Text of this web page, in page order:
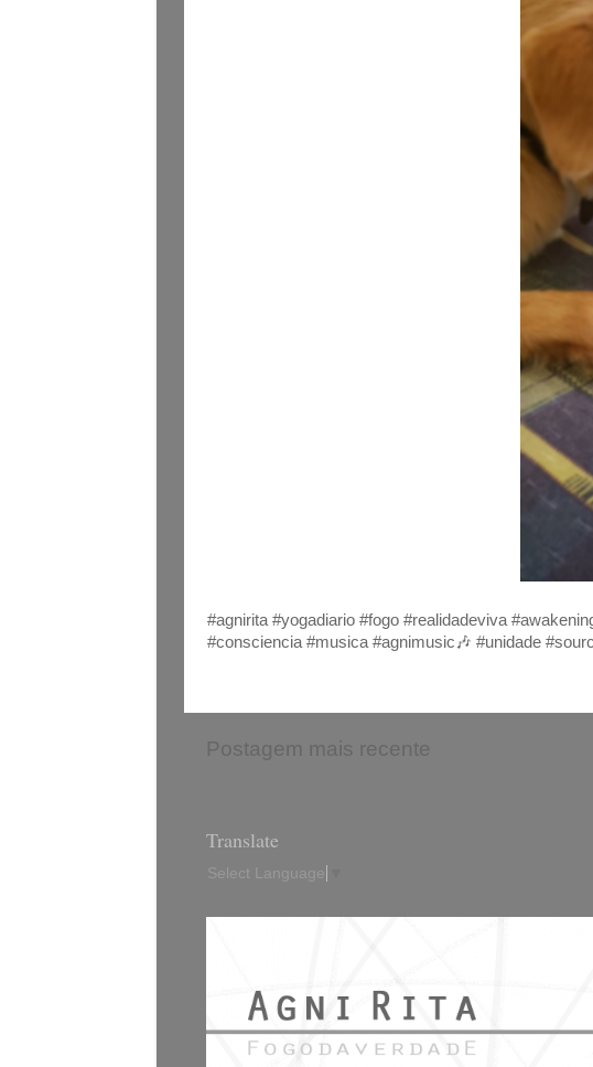
#agnirita #yogadiario #fogo #realidadeviva
#consciencia #musica #agnimusic🎶 #unidade
Postagem mais recente
Translate
Select Language